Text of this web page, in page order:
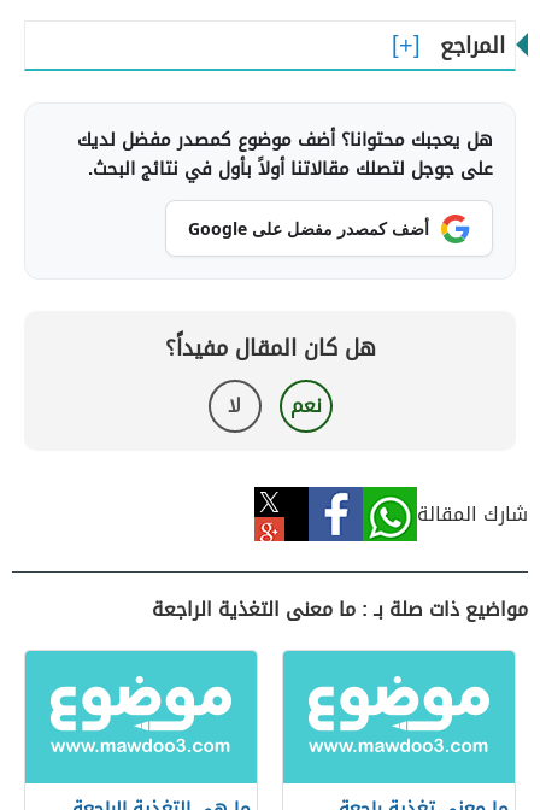
المراجع
هل يعجبك محتوانا؟ أضف موضوع كمصدر مفضل لديك
على جوجل لتصلك مقالاتنا أولاً بأول في نتائج البحث.
أضف كمصدر مفضل على Google
هل كان المقال مفيداً؟
نعم لا
شارك المقالة
مواضيع ذات صلة بـ : ما معنى التغذية الراجعة